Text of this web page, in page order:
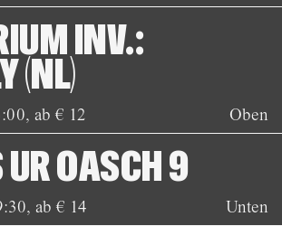
, ab € 12
INV.:
(NL)
Oben
, ab € 14
OASCH 9
Unten